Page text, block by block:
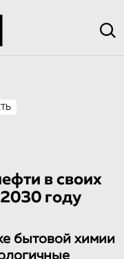
в своих
году
бытовой химии